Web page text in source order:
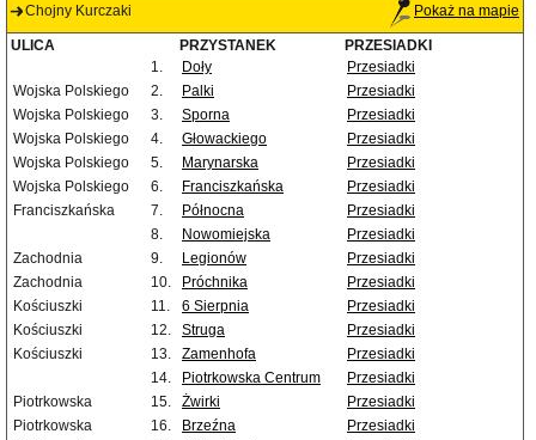
Chojny Kurczaki Pokaż na mapie
ULICA PRZYSTANEK
PRZESIADKI
1.
Doły
Przesiadki
Wojska Polskiego
2. Palki
Przesiadki
Wojska Polskiego
3. Sporna
Przesiadki
Wojska Polskiego
4. Głowackiego
Przesiadki
Wojska Polskiego
5. Marynarska
Przesiadki
Wojska Polskiego
6. Franciszkańska
Przesiadki
Franciszkańska
7. Północna
Przesiadki
8.
Nowomiejska
Przesiadki
Zachodnia
9. Legionów
Przesiadki
Zachodnia
10. Próchnika
Przesiadki
Kościuszki
11. 6 Sierpnia
Przesiadki
Kościuszki
12. Struga
Przesiadki
Kościuszki
13. Zamenhofa
Przesiadki
14.
Piotrkowska Centrum
Przesiadki
Piotrkowska
15. Żwirki
Przesiadki
Piotrkowska
16. Brzeźna
Przesiadki